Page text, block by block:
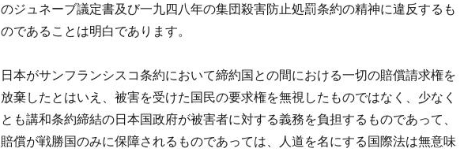
のジュネーブ議定書及び一九四八年の集団殺害防止処罰条約の精神に違反するも
のであることは明白であります。
日本がサンフランシスコ条約において締約国との間における一切の賠償請求権を
放棄したとはいえ、被害を受けた国民の要求権を無視したものではなく、少なく
とも講和条約締結の日本国政府が被害者に対する義務を負担するものであって、
賠償が戦勝国のみに保障されるものであっては、人道を名にする国際法は無意味